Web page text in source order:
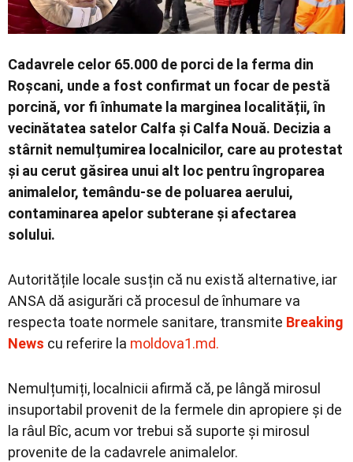
Cadavrele celor 65.000 de porci de la ferma din
Roșcani, unde a fost confirmat un focar de pestă
porcină, vor fi înhumate la marginea localității, în
vecinătatea satelor Calfa și Calfa Nouă. Decizia a
stârnit nemulțumirea localnicilor, care au protestat
și au cerut găsirea unui alt loc pentru îngroparea
animalelor, temându-se de poluarea aerului,
contaminarea apelor subterane și afectarea
solului.
Autoritățile locale susțin că nu există alternative, iar
ANSA dă asigurări că procesul de înhumare va
respecta toate normele sanitare, transmite Breaking
News cu referire la moldova1.md.
Nemulțumiți, localnicii afirmă că, pe lângă mirosul
insuportabil provenit de la fermele din apropiere și de
la râul Bîc, acum vor trebui să suporte și mirosul
provenite de la cadavrele animalelor.